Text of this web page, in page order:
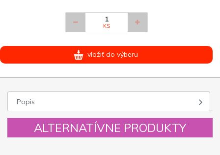
KS
vložiť do výberu
Popis
ALTERNATÍVNE PRODUKTY